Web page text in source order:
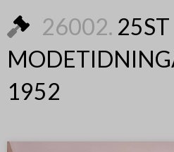
26002.
1952